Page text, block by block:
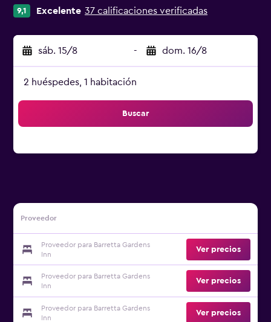
9,1 Excelente 37 calificaciones verificadas
sáb. 15/8 - dom. 16/8
2 huéspedes, 1 habitación
Buscar
Proveedor
Proveedor para Barretta Gardens
Inn
Ver precios
Proveedor para Barretta Gardens
Inn
Ver precios
Proveedor para Barretta Gardens
Inn
Ver precios